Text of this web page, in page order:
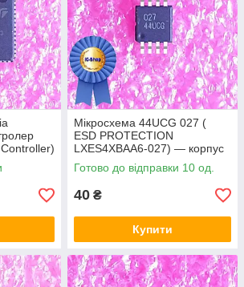
Мікросхема 44UCG 027 (
ESD PROTECTION
LXES4XBAA6-027) — корпус
msop8
Готово до відправки 10 од.
40 ₴
Купити